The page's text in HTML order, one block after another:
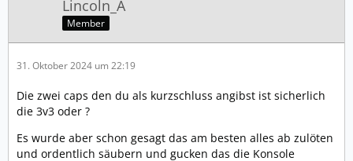
Lincoln_A
Member
31. Oktober 2024 um 22:19
Die zwei caps den du als kurzschluss angibst ist sicherlich
die 3v3 oder ?
Es wurde aber schon gesagt das am besten alles ab zulöten
und ordentlich säubern und gucken das die Konsole